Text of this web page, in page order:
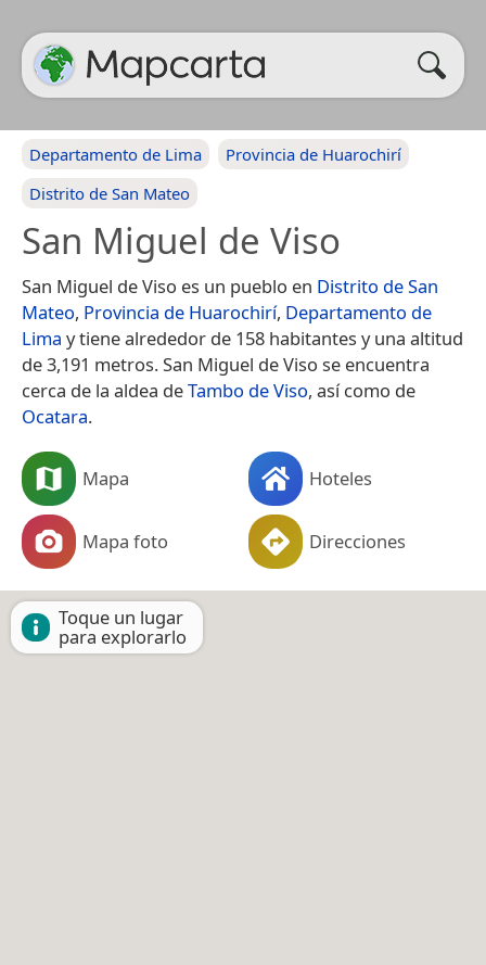
Departamento de Lima
Provincia de Huarochirí
Distrito de San Mateo
San Miguel de Viso
San Miguel de Viso es un pueblo en Distrito de San
Mateo, Provincia de Huarochirí, Departamento de
Lima y tiene alrededor de 158 habitantes y una altitud
de 3,191 metros. San Miguel de Viso se encuentra
cerca de la aldea deTambo de Viso, así como de
Ocatara.
Mapa Hoteles
Mapa foto Direcciones
Toque un lugar
para explorarlo